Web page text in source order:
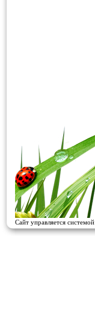
Сайт управляется системой